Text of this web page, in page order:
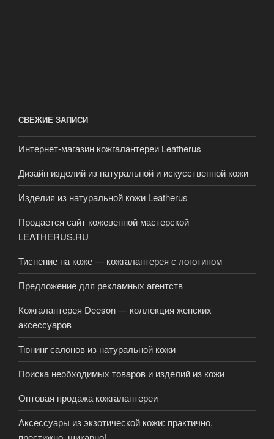
СВЕЖИЕ ЗАПИСИ
Интернет-магазин кожгалантереи Leatherus
Дизайн изделий из натуральной и искусственной кожи
Изделия из натуральной кожи Leatherus
Продается сайт кожевенной мастерской
LEATHERUS.RU
Тиснение на коже — кожгалантерея с логотипом
Предложение для рекламных агентств
Кожгалантерея Deeson — коллекция женских
аксессуаров
Тюнинг салонов из натуральной кожи
Поиска необходимых товаров и изделий из кожи
Оптовая продажа кожгалантереи
Аксессуары из экзотической кожи: практично,